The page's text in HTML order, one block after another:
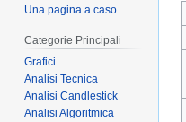
Una pagina a caso
Categorie Principali
Grafici
Analisi Tecnica
Analisi Candlestick
Analisi Algoritmica